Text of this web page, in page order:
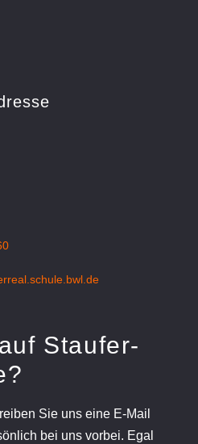
Staufer-
Sie uns eine E-Mail
bei uns vorbei. Egal